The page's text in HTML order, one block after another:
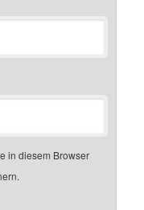
in diesem Browser